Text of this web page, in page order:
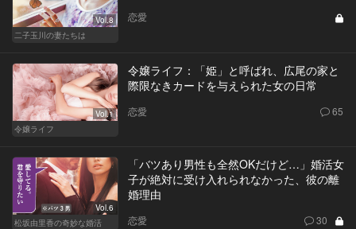
Vol.8
二子玉川の妻たちは
恋愛
Vol.1
令嬢ライフ
令嬢ライフ：「姫」と呼ばれ、広尾の家と
際限なきカードを与えられた女の日常
恋愛 65
Vol.6
松坂由里香の奇妙な婚活
「バツあり男性も全然OKだけど…」婚活女
子が絶対に受け入れられなかった、彼の離
婚理由
恋愛 30